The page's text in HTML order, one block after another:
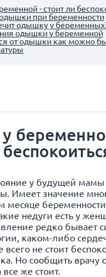
- стоит ли
при беременности
одышку у
одышки у беременной
от одышки как можно
у будущей мамы
Имеет значение
месяце
недуги есть у
редко бывает
каком-либо
не стоит
Но сообщить врачу
же стоит.